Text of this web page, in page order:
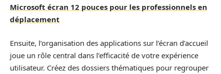
Microsoft écran 12 pouces pour les professionnels en
déplacement
Ensuite, l’organisation des applications sur l’écran d’accueil
joue un rôle central dans l’efficacité de votre expérience
utilisateur. Créez des dossiers thématiques pour regrouper